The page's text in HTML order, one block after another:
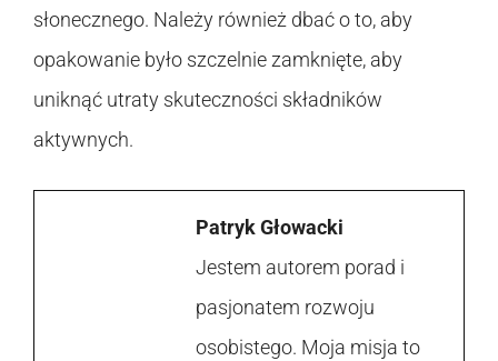
słonecznego. Należy również dbać o to, aby
opakowanie było szczelnie zamknięte, aby
uniknąć utraty skuteczności składników
aktywnych.
Patryk Głowacki
Jestem autorem porad i
pasjonatem rozwoju
osobistego. Moja misja to